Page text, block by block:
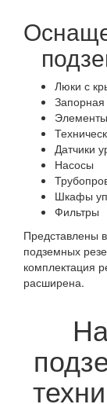
Люки с
Датчики
Насосы
Шкафы
Фильтры
Представлены
подземных
комплектация
расширена.